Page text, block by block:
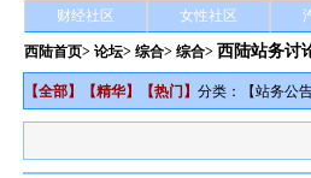
财经社区 女性社区
西陆首页>论坛>综合> 综合> 西陆站务讨
【全部】【精华】【热门 】分类：【站务公